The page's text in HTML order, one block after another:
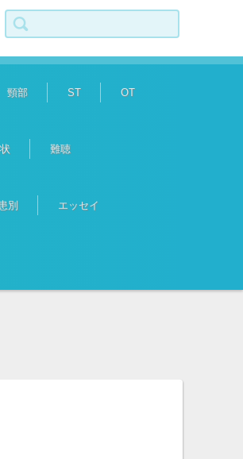
検索:
頸部 ST OT
難聴
別 エッセイ